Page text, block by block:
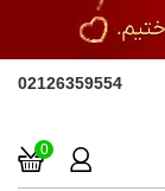
02126359554
0